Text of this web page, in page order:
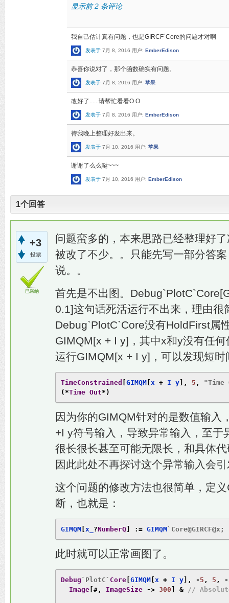
显示前 2 条评论
我自己估计真有问题，也是GIRCF`Core的问题才对啊
发表于 7月 8, 2016 用户: EmberEdison
恭喜你说对了，那个函数确实有问题。
发表于 7月 8, 2016 用户: 苹果
改好了......请帮忙看看O O
发表于 7月 8, 2016 用户: EmberEdison
待我晚上整理好发出来。
发表于 7月 10, 2016 用户: 苹果
谢谢了么么哒~~~
发表于 7月 10, 2016 用户: EmberEdison
1个回答
+3
投票
已采纳
问题蛮多的，本来思路已经整理好
被改了不少。。只能先写一部分答
说。。
首先是不出图。
0.1]这句话死活运行不出来，理由很
Debug`PlotC`Core没有HoldFirst属
GIMQM[x + I y]，其中x和y没有任
运行GIMQM[x + I y]，可以发现短
TimeConstrained GIMQM x + I y ], 5 ,
"Time
(*Time Out*)
因为你的GIMQM针对的是数值输入
+I y符号输入，导致异常输入，至于
很长很长甚至可能无限长，和具体
因此此处不再探讨这个异常输入会
这个问题的修改方法也很简单，定
断，也就是：
GIMQM x_ ?NumberQ := GIMQM`Core@GIRCF@x;
此时就可以正常画图了。
Debug`PlotC` Core GIMQM x + I y ], - 5 , 5 , -
Image [#, ImageSize -> 300 & //